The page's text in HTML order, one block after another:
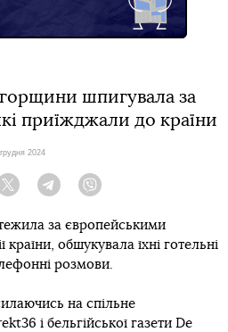
шпигувала за
приїжджали до країни
2024
Twitter Telegram
за європейськими
обшукувала їхні готельні
розмови.
на спільне
і бельгійської газети De